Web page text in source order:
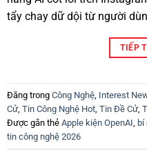
tẩy chay dữ dội từ người
TIẾP
Đăng trong Công Nghệ Interest
Cử, Tin Công Nghệ Hot Tin Đề Cử,
Được gắn thẻ Apple kiện OpenAI bí
tin công nghệ 2026